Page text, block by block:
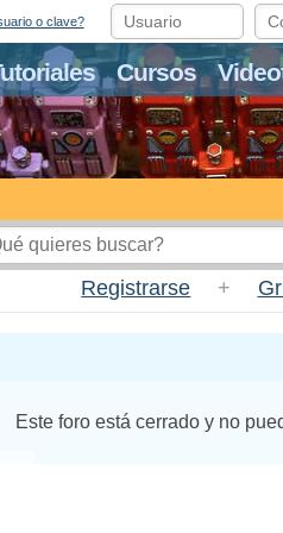
Cursos
o clave?
Registrarse +
Este foro está cerrado y no